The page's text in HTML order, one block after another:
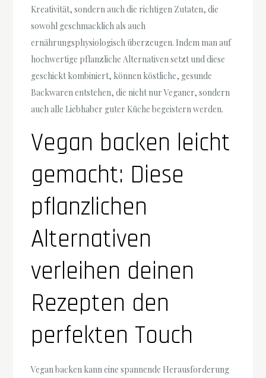
Kreativität, sondern auch die richtigen Zutaten, die
sowohl geschmacklich als auch
ernährungsphysiologisch überzeugen. Indem man auf
hochwertige pflanzliche Alternativen setzt und diese
geschickt kombiniert, können köstliche, gesunde
Backwaren entstehen, die nicht nur Veganer, sondern
auch alle Liebhaber guter Küche begeistern werden.
Vegan backen leicht
gemacht: Diese
pflanzlichen
Alternativen
verleihen deinen
Rezepten den
perfekten Touch
Vegan backen kann eine spannende Herausforderung